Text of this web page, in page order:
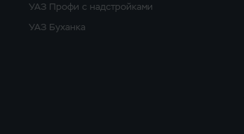
УАЗ Профи с надстройками
УАЗ Буханка